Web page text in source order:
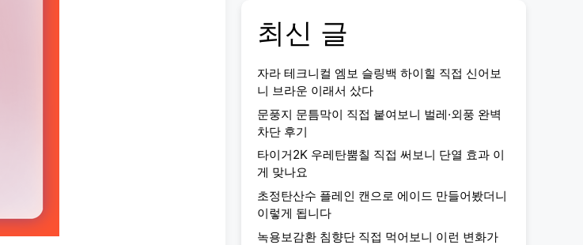
최신 글
자라 테크니컬 엠보 슬링백 하이힐 직접 신어보
니 브라운 이래서 샀다
문풍지 문틈막이 직접 붙여보니 벌레·외풍 완벽
차단 후기
타이거2K 우레탄뿜칠 직접 써보니 단열 효과 이
게 맞나요
초정탄산수 플레인 캔으로 에이드 만들어봤더니
이렇게 됩니다
녹용보감환 침향단 직접 먹어보니 이런 변화가